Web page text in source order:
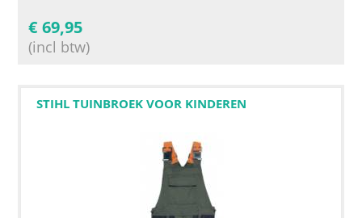
€ 69,95
(incl btw)
STIHL TUINBROEK VOOR KINDEREN